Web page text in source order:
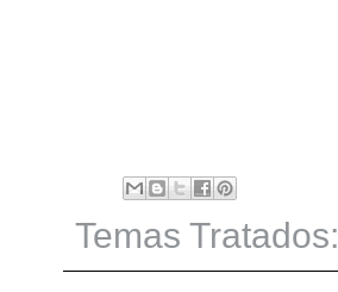
Temas Tratados: